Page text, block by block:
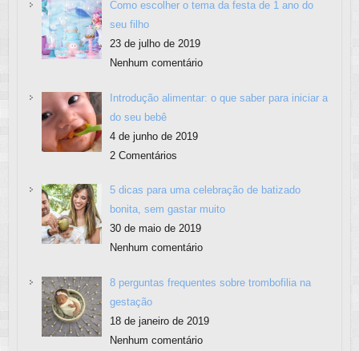
Como escolher o tema da festa de 1 ano do
seu filho
23 de julho de 2019
Nenhum comentário
Introdução alimentar: o que saber para iniciar a
do seu bebê
4 de junho de 2019
2 Comentários
5 dicas para uma celebração de batizado
bonita, sem gastar muito
30 de maio de 2019
Nenhum comentário
8 perguntas frequentes sobre trombofilia na
gestação
18 de janeiro de 2019
Nenhum comentário